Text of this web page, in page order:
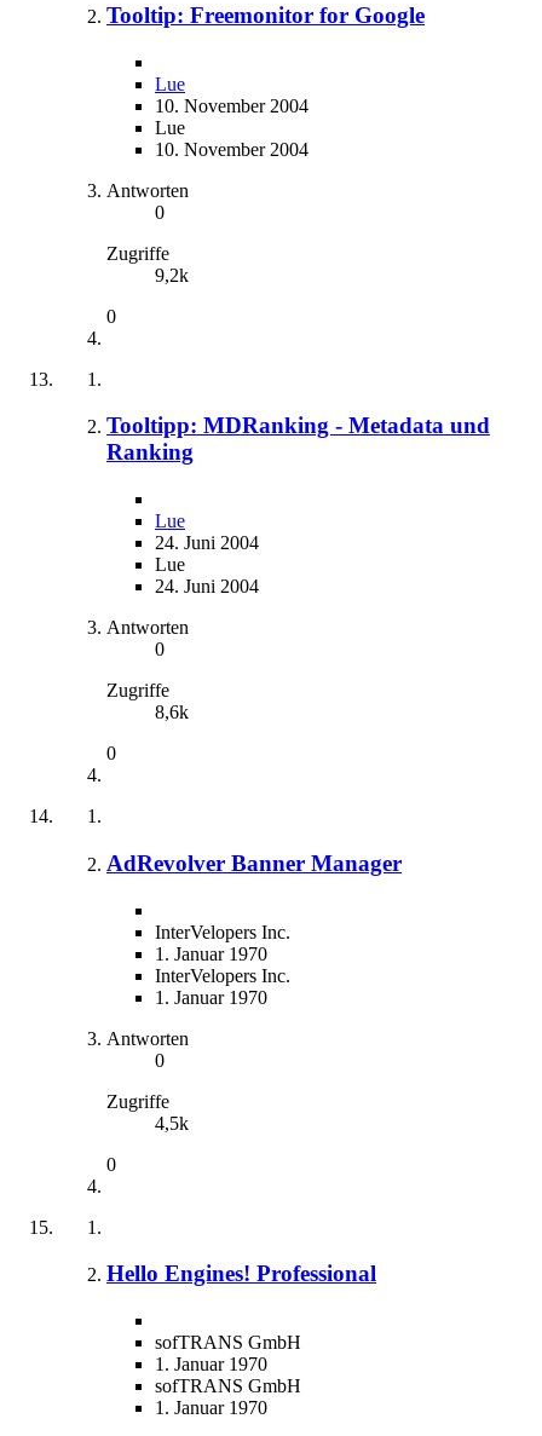
Tooltip: Freemonitor for Google
Lue
10. November 2004
Lue
10. November 2004
Antworten
0
Zugriffe
9,2k
0
Tooltipp: MDRanking - Metadata und
Ranking
Lue
24. Juni 2004
Lue
24. Juni 2004
Antworten
0
Zugriffe
8,6k
0
AdRevolver Banner Manager
InterVelopers Inc.
1. Januar 1970
InterVelopers Inc.
1. Januar 1970
Antworten
0
Zugriffe
4,5k
0
Hello Engines! Professional
sofTRANS GmbH
1. Januar 1970
sofTRANS GmbH
1. Januar 1970